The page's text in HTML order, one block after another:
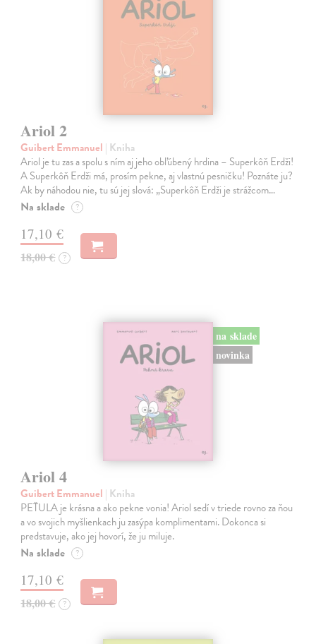
Ariol 2
Guibert Emmanuel | Kniha
Ariol je tu zas a spolu s ním aj jeho obľúbený hrdina – Superkôň Erdži!
A Superkôň Erdži má, prosím pekne, aj vlastnú pesničku! Poznáte ju?
Ak by náhodou nie, tu sú jej slová: „Superkôň Erdži je strážcom…
Na sklade ?
17,10 €
18,00 € ?
na sklade
novinka
Ariol 4
Guibert Emmanuel | Kniha
PEŤULA je krásna a ako pekne vonia! Ariol sedí v triede rovno za ňou
a vo svojich myšlienkach ju zasýpa komplimentami. Dokonca si
predstavuje, ako jej hovorí, že ju miluje.
Na sklade ?
17,10 €
18,00 € ?